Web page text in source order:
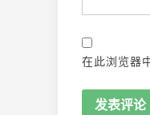
在此浏览器